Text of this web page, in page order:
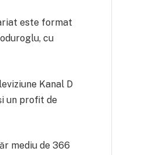
este format
cu
Kanal D
un profit de
mediu de 366